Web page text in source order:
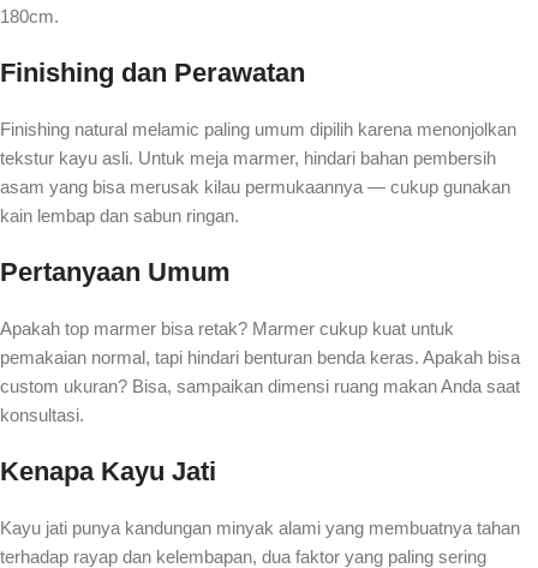
180cm.
Finishing dan Perawatan
Finishing natural melamic paling umum dipilih karena menonjolkan
tekstur kayu asli. Untuk meja marmer, hindari bahan pembersih
asam yang bisa merusak kilau permukaannya — cukup gunakan
kain lembap dan sabun ringan.
Pertanyaan Umum
Apakah top marmer bisa retak? Marmer cukup kuat untuk
pemakaian normal, tapi hindari benturan benda keras. Apakah bisa
custom ukuran? Bisa, sampaikan dimensi ruang makan Anda saat
konsultasi.
Kenapa Kayu Jati
Kayu jati punya kandungan minyak alami yang membuatnya tahan
terhadap rayap dan kelembapan, dua faktor yang paling sering